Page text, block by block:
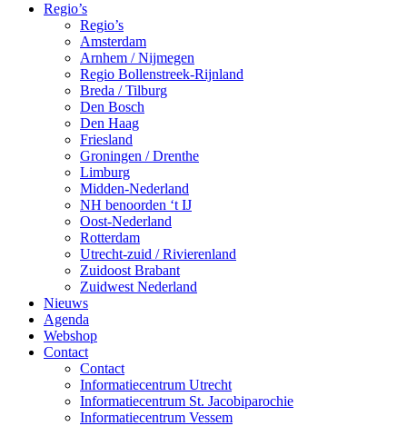
Regio’s
Regio’s
Amsterdam
Arnhem / Nijmegen
Regio Bollenstreek-Rijnland
Breda / Tilburg
Den Bosch
Den Haag
Friesland
Groningen / Drenthe
Limburg
Midden-Nederland
NH benoorden ‘t IJ
Oost-Nederland
Rotterdam
Utrecht-zuid / Rivierenland
Zuidoost Brabant
Zuidwest Nederland
Nieuws
Agenda
Webshop
Contact
Contact
Informatiecentrum Utrecht
Informatiecentrum St. Jacobiparochie
Informatiecentrum Vessem